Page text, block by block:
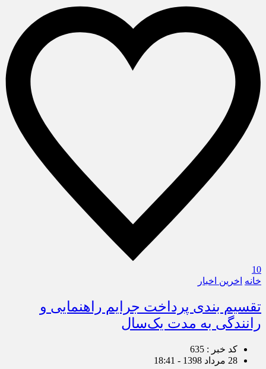
10
خانه اخرین اخبار
تقسیم بندی پرداخت جرایم راهنمایی و
رانندگی به مدت یک‌سال
کد خبر : 635
28 مرداد 1398 - 18:41